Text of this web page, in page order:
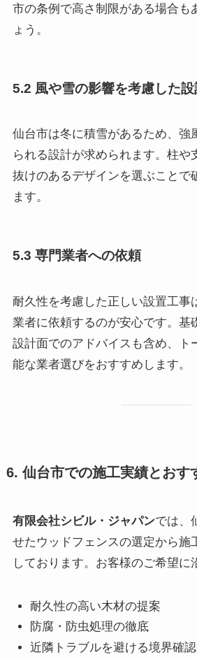
市の条例で高さ制限がある場合も
ょう。
5.2 風や雪の影響を考慮した設
仙台市は冬に積雪があるため、強
られる設計が求められます。柱や
抜けのあるデザインを選ぶことで
ます。
5.3 専門業者への依頼
耐久性を考慮した正しい設置工事
業者に依頼するのが安心です。基
設計面でのアドバイスも含め、ト
能な業者選びをおすすめします。
6. 仙台市での施工実績とおす
有限会社シビル・ジャパンでは、
せたウッドフェンスの選定から施
しております。お客様のご希望に
耐久性の高い木材の提案
防腐・防虫処理の徹底
近隣トラブルを避ける境界確